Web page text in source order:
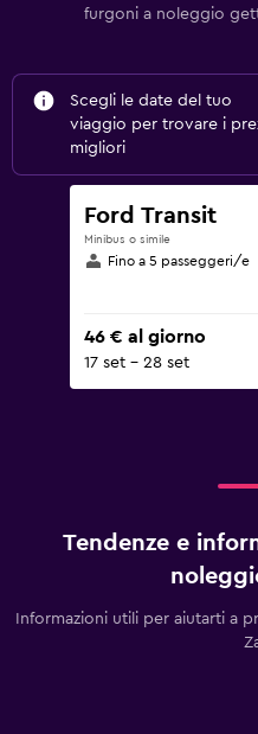
furgoni a noleggio
Scegli le date del tuo
viaggio per trovare i
migliori
Ford Transit
Minibus o simile
Fino a 5 passeggeri/e
46 € al giorno
17 set - 28 set
Tendenze e
Informazioni utili per aiutarti a